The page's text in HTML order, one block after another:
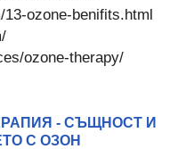
ozone-benifits.html
ozone-therapy/
- СЪЩНОСТ И
С ОЗОН